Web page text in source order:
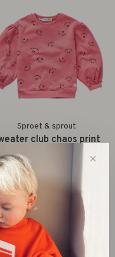
Sproet & sprout
club chaos print
pink // bloom
€57,00
✕